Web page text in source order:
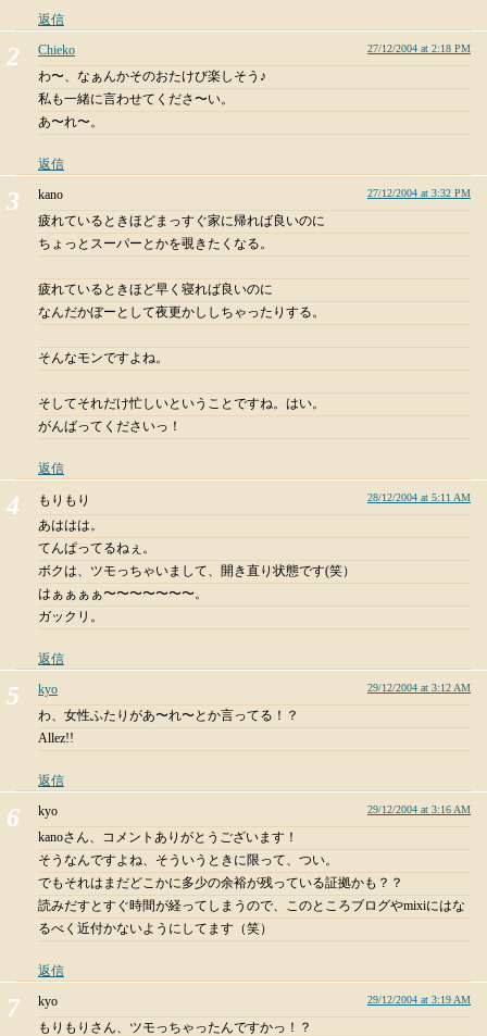
返信
Chieko
27/12/2004 at 2:18 PM
わ〜、なぁんかそのおたけび楽しそう♪
私も一緒に言わせてくださ〜い。
あ〜れ〜。
返信
kano
27/12/2004 at 3:32 PM
疲れているときほどまっすぐ家に帰れば良いのに
ちょっとスーパーとかを覗きたくなる。
疲れているときほど早く寝れば良いのに
なんだかぼーとして夜更かししちゃったりする。
そんなモンですよね。
そしてそれだけ忙しいということですね。はい。
がんばってくださいっ！
返信
もりもり 28/12/2004 at 5:11 AM
あははは。
てんぱってるねぇ。
ボクは、ツモっちゃいまして、開き直り状態です(笑）
はぁぁぁぁ〜〜〜〜〜〜〜。
ガックリ。
返信
kyo
29/12/2004 at 3:12 AM
わ、女性ふたりがあ〜れ〜とか言ってる！？
Allez!!
返信
kyo
29/12/2004 at 3:16 AM
kanoさん、コメントありがとうございます！
そうなんですよね、そういうときに限って、つい。
でもそれはまだどこかに多少の余裕が残っている証拠かも？？
読みだすとすぐ時間が経ってしまうので、このところブログやmixiにはな
るべく近付かないようにしてます（笑）
返信
kyo
29/12/2004 at 3:19 AM
もりもりさん、ツモっちゃったんですかっ！？